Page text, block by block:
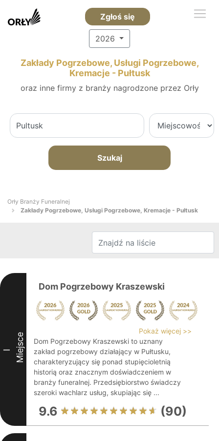
Zgłoś się
2026
Zakłady Pogrzebowe, Usługi Pogrzebowe,
Kremacje - Pułtusk
oraz inne firmy z branży nagrodzone przez Orły
Szukaj
Orły Branży Funeralnej
Zakłady Pogrzebowe, Usługi Pogrzebowe, Kremacje - Pułtusk
I Miejsce
Dom Pogrzebowy Kraszewski
Pokaż więcej >>
Dom Pogrzebowy Kraszewski to uznany
zakład pogrzebowy działający w Pułtusku,
charakteryzujący się ponad stupięcioletnią
historią oraz znacznym doświadczeniem w
branży funeralnej. Przedsiębiorstwo świadczy
szeroki wachlarz usług, skupiając się ...
9.6 (90)